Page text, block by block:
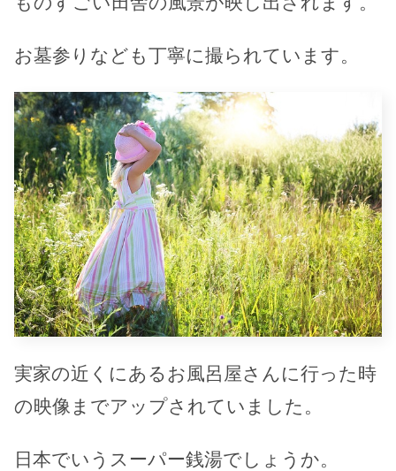
お墓参りなども丁寧に撮られています。
実家の近くにあるお風呂屋さんに行った時
の映像までアップされていました。
日本でいうスーパー銭湯でしょうか。